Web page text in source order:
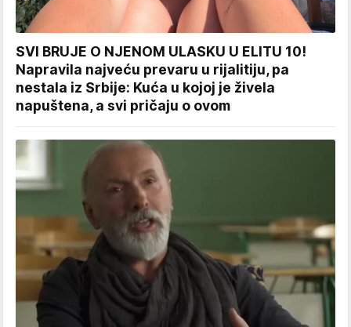
SVI BRUJE O NJENOM ULASKU U ELITU 10!
Napravila najveću prevaru u rijalitiju, pa
nestala iz Srbije: Kuća u kojoj je živela
napuštena, a svi pričaju o ovom